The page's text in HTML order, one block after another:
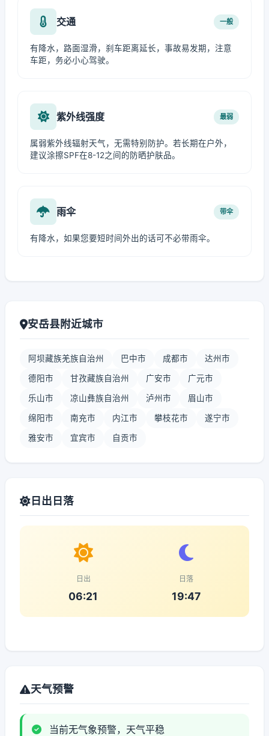
交通 一般
有降水，路面湿滑，刹车距离延长，事故易发期，注意
车距，务必小心驾驶。
紫外线强度 最弱
属弱紫外线辐射天气，无需特别防护。若长期在户外，
建议涂擦SPF在8-12之间的防晒护肤品。
雨伞 带伞
有降水，如果您要短时间外出的话可不必带雨伞。
安岳县附近城市
阿坝藏族羌族自治州 巴中市 成都市 达州市
德阳市 甘孜藏族自治州 广安市 广元市
乐山市 凉山彝族自治州 泸州市 眉山市
绵阳市 南充市 内江市 攀枝花市 遂宁市
雅安市 宜宾市 自贡市
日出日落
日出
06:21
日落
19:47
天气预警
当前无气象预警，天气平稳